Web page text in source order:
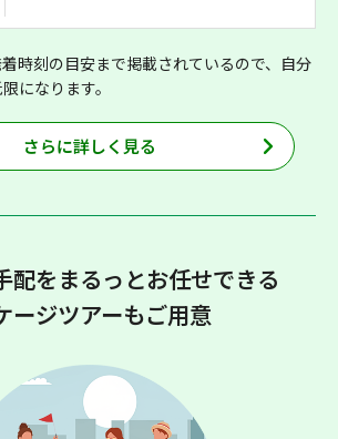
時刻の目安まで掲載されているので、自分
になります。
さらに詳しく見る
配をまるっとお任せできる
ージツアーもご用意